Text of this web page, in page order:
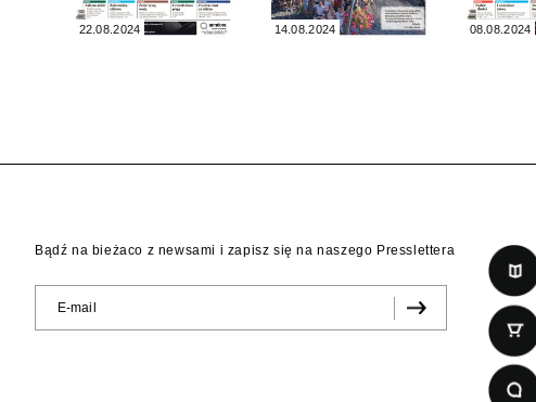
22.08.2024 14.08.2024 08.08.2024
Bądź na bieżaco z newsami i zapisz się na naszego Presslettera